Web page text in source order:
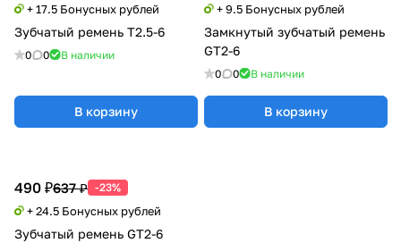
+ 17.5 Бонусных рублей
Зубчатый ремень T2.5-6
0 0 В наличии
В корзину
+ 9.5 Бонусных рублей
Замкнутый зубчатый ремень
GT2-6
0 0 В наличии
В корзину
490 ₽637 ₽ -23%
+ 24.5 Бонусных рублей
Зубчатый ремень GT2-6